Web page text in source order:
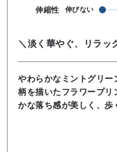
伸縮性 伸びない
＼淡く華やぐ、リラッ
やわらかなミントグリー
柄を描いたフラワープリ
かな落ち感が美しく、歩
つくり、ふんわりとし
バー♪ 一枚で華やかに決